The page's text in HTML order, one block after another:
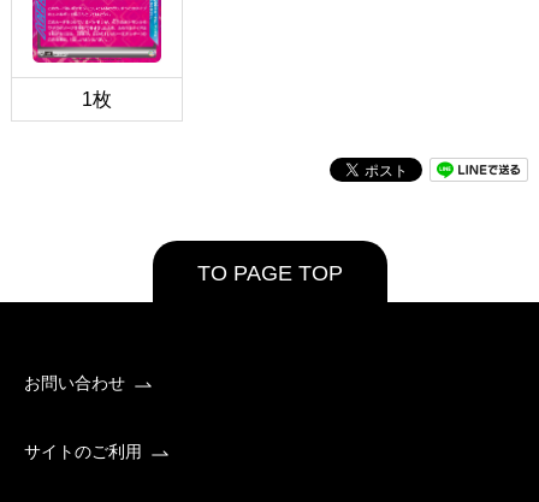
1枚
TO PAGE TOP
お問い合わせ
サイトのご利用